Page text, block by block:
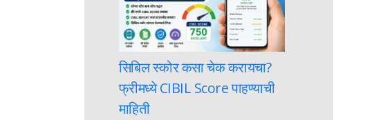
सिबिल स्कोर कसा चेक करायचा?
फ्रीमध्ये CIBIL Score पाहण्याची
माहिती